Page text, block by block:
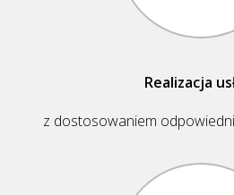
Realizacja
z dostosowaniem